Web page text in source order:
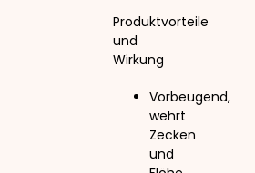
Produktvorteile
und
Wirkung
Vorbeugend,
wehrt
Zecken
und